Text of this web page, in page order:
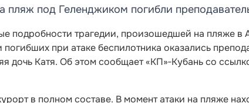
пляж под Геленджиком погибли
подробности трагедии, произошедшей на пляже в
при атаке беспилотника оказались
дочь Катя. Об этом сообщает «КП»‑Кубань со
в полном составе. В момент атаки на пляже